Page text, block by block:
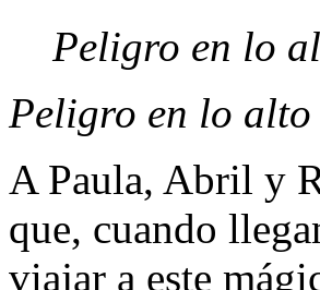
Peligro en lo
Peligro en lo
A Paula, Abril y
que, cuando
viajar a este